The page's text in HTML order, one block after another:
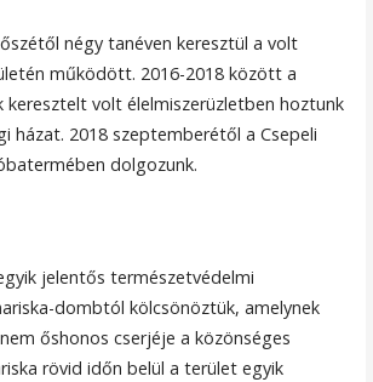
négy tanéven keresztül a volt
működött. 2016-2018 között a
keresztelt volt élelmiszerüzletben hoztunk
házat. 2018 szeptemberétől a Csepeli
dolgozunk.
jelentős természetvédelmi
dombtól kölcsönöztük, amelynek
őshonos cserjéje a közönséges
rövid időn belül a terület egyik